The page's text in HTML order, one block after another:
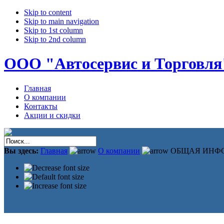
Skip to content
Skip to main navigation
Skip to 1st column
Skip to 2nd column
ООО "Автосервис и
Главная
О компании
Контакты
Акции и скидки
Вы здесь: Главная О компании ОБЩАЯ